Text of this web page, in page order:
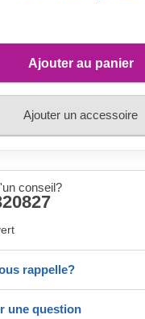
Ajouter au panier
Ajouter un accessoire
conseil?
rappelle?
une question